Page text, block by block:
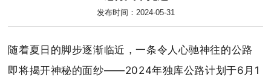
发布时间：2024-05-31
随着夏日的脚步逐渐临近，一条令人心驰神往的公路
即将揭开神秘的面纱——2024年独库公路计划于6月1